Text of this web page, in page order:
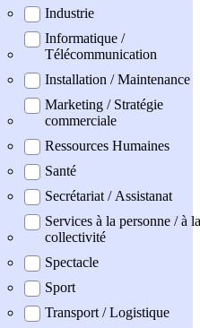
Industrie
Informatique /
Télécommunication
Installation / Maintenance
Marketing / Stratégie
commerciale
Ressources Humaines
Santé
Secrétariat / Assistanat
Services à la personne / à la
collectivité
Spectacle
Sport
Transport / Logistique